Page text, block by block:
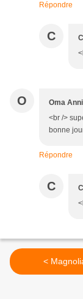
Répondre
C
O Oma
<br />
bonne
Répondre
C
<